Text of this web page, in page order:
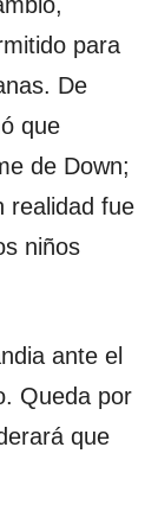
para
De
que
de Down;
realidad fue
niños
ante el
Queda por
que